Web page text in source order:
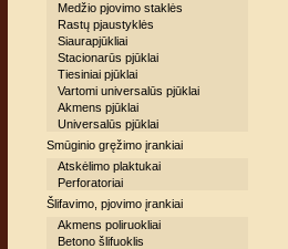
Medžio pjovimo staklės
Rastų pjaustyklės
Siaurapjūkliai
Stacionarūs pjūklai
Tiesiniai pjūklai
Vartomi universalūs pjūklai
Akmens pjūklai
Universalūs pjūklai
Smūginio gręžimo įrankiai
Atskėlimo plaktukai
Perforatoriai
Šlifavimo, pjovimo įrankiai
Akmens poliruokliai
Betono šlifuoklis